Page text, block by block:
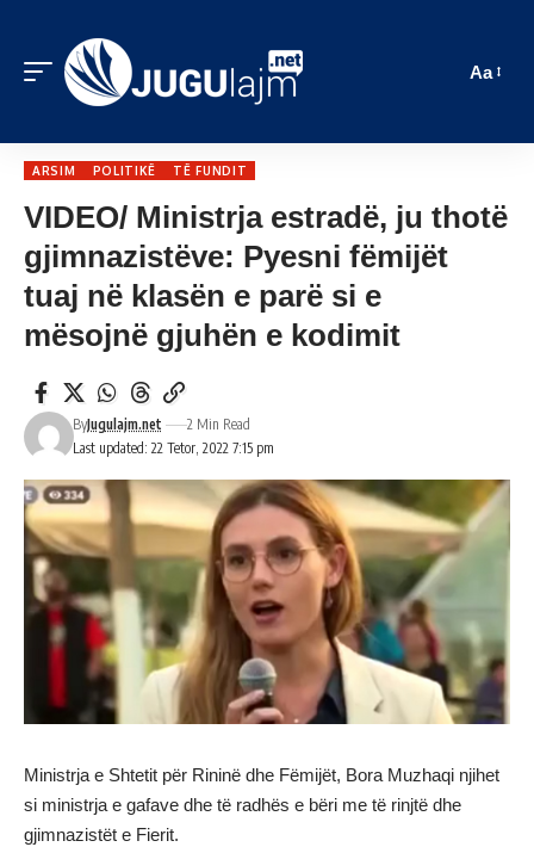
Aa
ARSIM POLITIKË TË FUNDIT
VIDEO/ Ministrja estradë, ju thotë
gjimnazistëve: Pyesni fëmijët
tuaj në klasën e parë si e
mësojnë gjuhën e kodimit
Last updated: 22 Tetor, 2022 7:15 pm
ByJugulajm.net 2 Min Read
Ministrja e Shtetit për Rininë dhe Fëmijët, Bora Muzhaqi njihet
si ministrja e gafave dhe të radhës e bëri me të rinjtë dhe
gjimnazistët e Fierit.